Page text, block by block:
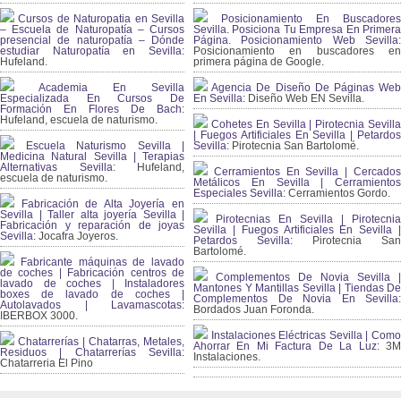
Cursos de Naturopatia en Sevilla
– Escuela de Naturopatía – Cursos
presencial de naturopatía – Dónde
estudiar Naturopatía en Sevilla:
Hufeland.
Academia En Sevilla
Especializada En Cursos De
Formación En Flores De Bach:
Hufeland, escuela de naturismo.
Escuela Naturismo Sevilla |
Medicina Natural Sevilla | Terapias
Alternativas Sevilla: Hufeland,
escuela de naturismo.
Fabricación de Alta Joyería en
Sevilla | Taller alta joyería Sevilla |
Fabricación y reparación de joyas
Sevilla: Jocafra Joyeros.
Fabricante máquinas de lavado
de coches | Fabricación centros de
lavado de coches | Instaladores
boxes de lavado de coches |
Autolavados | Lavamascotas:
IBERBOX 3000.
Chatarrerías | Chatarras, Metales,
Residuos | Chatarrerías Sevilla:
Chatarreria El Pino
Posicionamiento En Buscadores
Sevilla. Posiciona Tu Empresa En Primera
Página. Posicionamiento Web Sevilla:
Posicionamiento en buscadores en
primera página de Google.
Agencia De Diseño De Páginas Web
En Sevilla: Diseño Web EN Sevilla.
Cohetes En Sevilla | Pirotecnia Sevilla
| Fuegos Artificiales En Sevilla | Petardos
Sevilla: Pirotecnia San Bartolomé.
Cerramientos En Sevilla | Cercados
Metálicos En Sevilla | Cerramientos
Especiales Sevilla: Cerramientos Gordo.
Pirotecnias En Sevilla | Pirotecnia
Sevilla | Fuegos Artificiales En Sevilla |
Petardos Sevilla: Pirotecnia San
Bartolomé.
Complementos De Novia Sevilla |
Mantones Y Mantillas Sevilla | Tiendas De
Complementos De Novia En Sevilla:
Bordados Juan Foronda.
Instalaciones Eléctricas Sevilla | Como
Ahorrar En Mi Factura De La Luz:3M
Instalaciones.